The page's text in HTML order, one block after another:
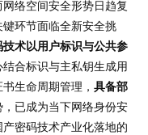
络空间安全形势日趋复
环节面临全新安全挑
技术以用户标识与公共参
结合标识与主私钥生成用
生命周期管理， 具备部
，已成为当下网络身份安
密码技术产业化落地的